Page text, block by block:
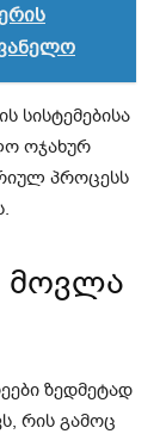
სისტემებისა
ოჯახურ
პროცესს
მოვლა
ზედმეტად
რის გამოც